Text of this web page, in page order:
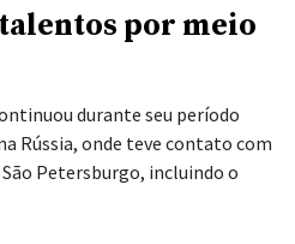
por meio
durante seu período
Rússia, onde teve contato com
Petersburgo, incluindo o